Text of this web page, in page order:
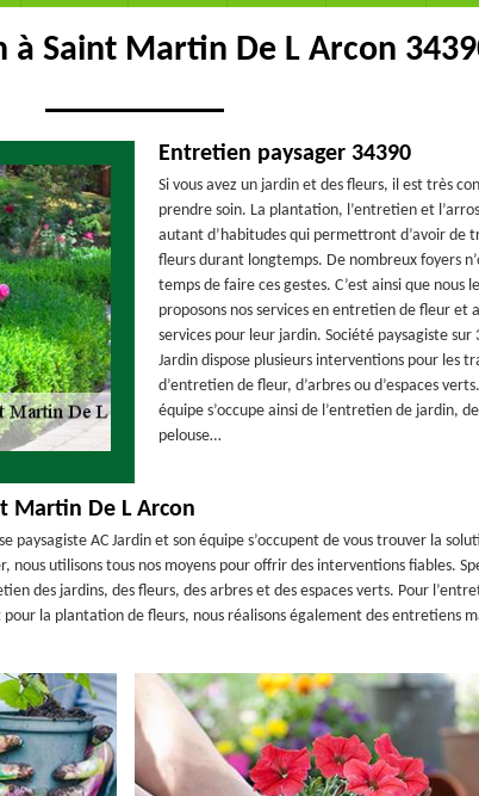
Saint Martin De L Arcon
Entretien paysager 34390
Si vous avez un jardin et des fleurs, il est très
prendre soin. La plantation, l’entretien et
autant d’habitudes qui permettront d’avoir de
fleurs durant longtemps. De nombreux foyers
temps de faire ces gestes. C’est ainsi que nous
proposons nos services en entretien de fleur et
services pour leur jardin. Société paysagiste sur
Jardin dispose plusieurs interventions pour les
d’entretien de fleur, d’arbres ou d’espaces
équipe s’occupe ainsi de l’entretien de jardin,
pelouse…
Martin De L Arcon
paysagiste AC Jardin et son équipe s’occupent de vous trouver la
nous utilisons tous nos moyens pour offrir des interventions fiables.
des jardins, des fleurs, des arbres et des espaces verts. Pour
la plantation de fleurs, nous réalisons également des entretiens